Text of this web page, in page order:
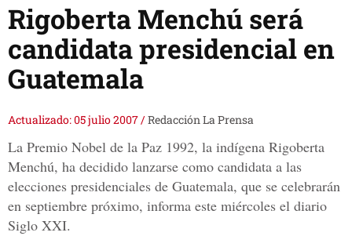
Rigoberta Menchú será
candidata presidencial en
Guatemala
Actualizado: 05 julio 2007/Redacción La Prensa
La Premio Nobel de la Paz 1992, la indígena Rigoberta
Menchú, ha decidido lanzarse como candidata a las
elecciones presidenciales de Guatemala, que se celebrarán
en septiembre próximo, informa este miércoles el diario
Siglo XXI.